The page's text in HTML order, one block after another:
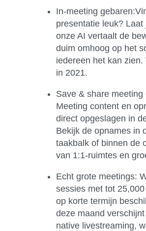
In-meeting gebaren:
presentatie leuk? Laat
onze AI vertaalt de
duim omhoog op het
iedereen het kan
in 2021.
Save & share meeting
Meeting content en
direct opgeslagen in
Bekijk de opnames in
taakbalk of binnen de
van 1:1-ruimtes en
Echt grote meetings:
sessies met tot
op korte termijn
deze maand
native livestreaming,